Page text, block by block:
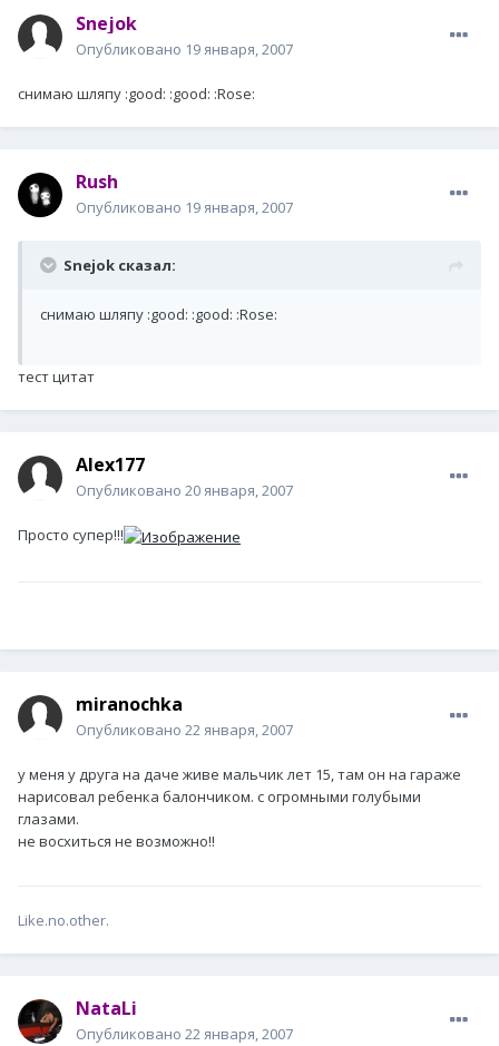
Snejok
Опубликовано 19 января, 2007
снимаю шляпу :good: :good: :Rose:
Rush
Опубликовано 19 января, 2007
Snejok сказал:
снимаю шляпу :good: :good: :Rose:
тест цитат
Alex177
Опубликовано 20 января, 2007
Просто супер!!!
miranochka
Опубликовано 22 января, 2007
у меня у друга на даче живе мальчик лет 15, там он на гараже
нарисовал ребенка балончиком. с огромными голубыми
глазами.
не восхиться не возможно!!
Like.no.other.
NataLi
Опубликовано 22 января, 2007